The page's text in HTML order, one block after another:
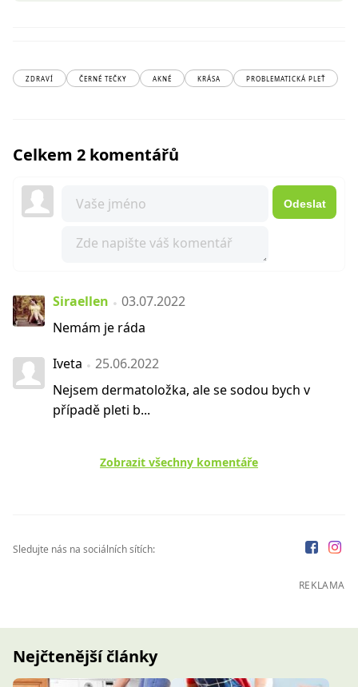
ZDRAVÍ ČERNÉ TEČKY AKNÉ KRÁSA PROBLEMATICKÁ PLEŤ
Celkem 2 komentářů
Odeslat
Siraellen
03.07.2022
Nemám je ráda
Iveta
25.06.2022
Nejsem dermatoložka, ale se sodou bych v
případě pleti b...
Zobrazit všechny komentáře
Sledujte nás na sociálních sítích:
REKLAMA
Nejčtenější články